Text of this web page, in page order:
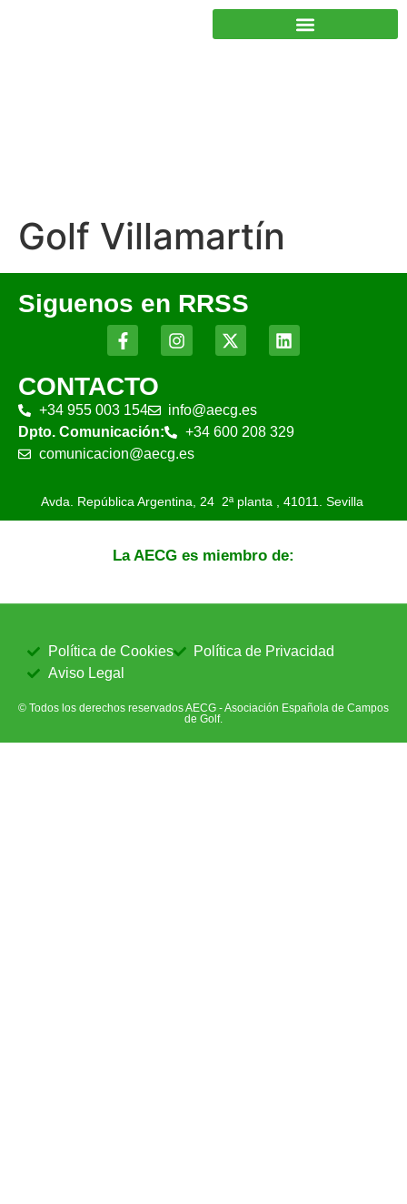
Golf Villamartín
Siguenos en RRSS
CONTACTO
+34 955 003 154
info@aecg.es
Dpto. Comunicación:
+34 600 208 329
comunicacion@aecg.es
Avda. República Argentina, 24 2ª planta , 41011. Sevilla
La AECG es miembro de:
© Todos los derechos reservados AECG - Asociación Española de Campos
de Golf.
Política de Cookies
Política de Privacidad
Aviso Legal